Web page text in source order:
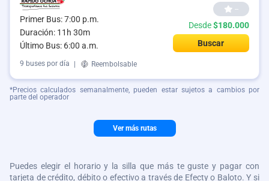
Primer Bus: 7:00 p.m.
Duración: 11h 30m
Último Bus: 6:00 a.m.
--
Desde$180.000
Buscar
9 buses por día | Reembolsable
*Precios calculados semanalmente, pueden estar sujetos a cambios por
parte del operador
Ver más rutas
Puedes elegir el horario y la silla que más te guste y pagar con
tarjeta de crédito, débito o efectivo a través de Efecty o Baloto. Y si